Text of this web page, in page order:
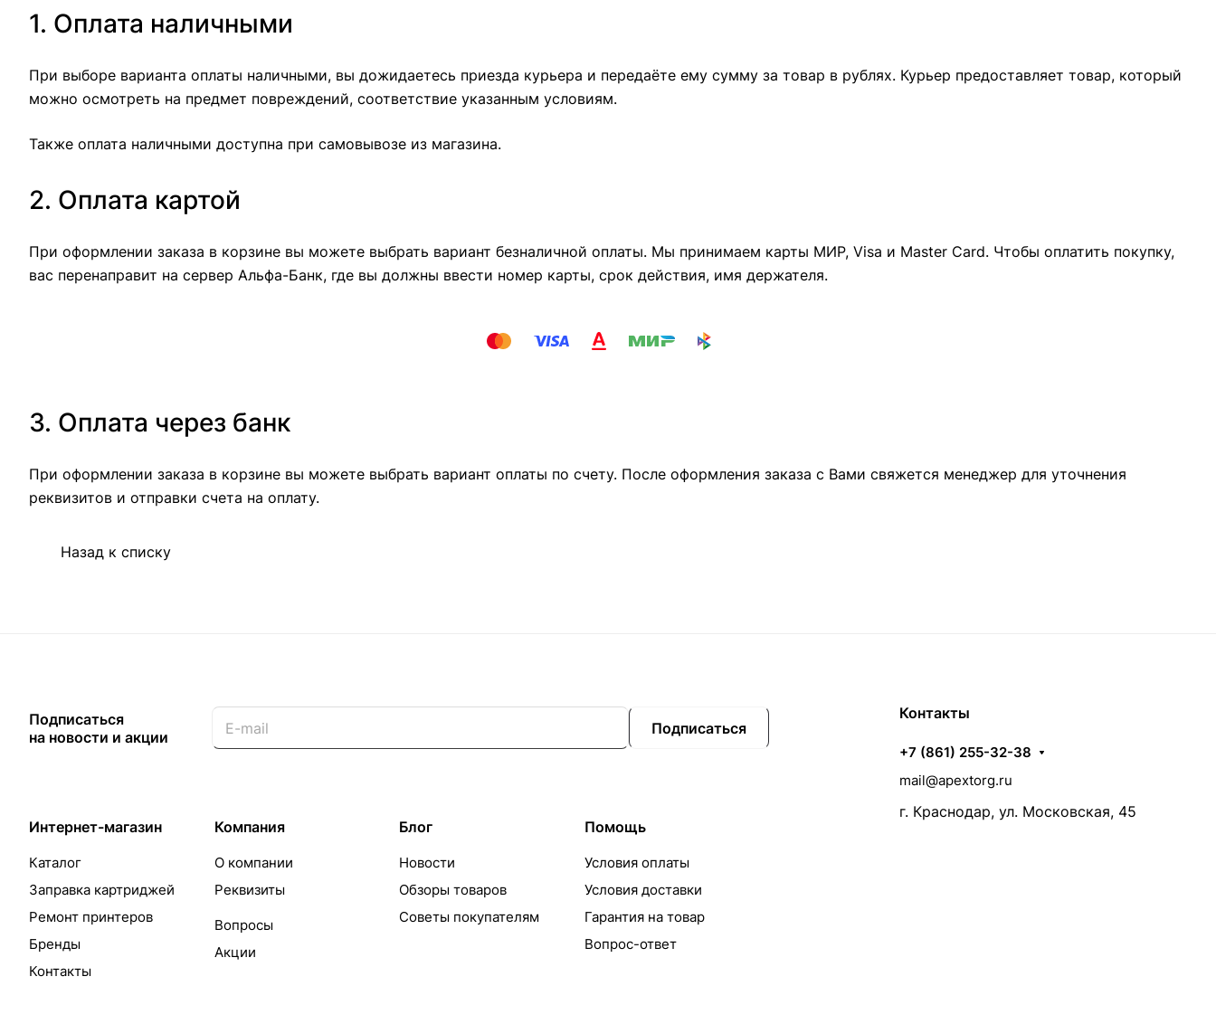
1. Оплата наличными
При выборе варианта оплаты наличными, вы дожидаетесь приезда курьера и передаёте ему сумму за товар в рублях. Курьер предоставляет товар, который
можно осмотреть на предмет повреждений, соответствие указанным условиям.
Также оплата наличными доступна при самовывозе из магазина.
2. Оплата картой
При оформлении заказа в корзине вы можете выбрать вариант безналичной оплаты. Мы принимаем карты МИР, Visa и Master Card. Чтобы оплатить покупку,
вас перенаправит на сервер Альфа-Банк, где вы должны ввести номер карты, срок действия, имя держателя.
3. Оплата через банк
При оформлении заказа в корзине вы можете выбрать вариант оплаты по счету. После оформления заказа с Вами свяжется менеджер для уточнения
реквизитов и отправки счета на оплату.
Назад к списку
Подписаться
на новости и акции
Подписаться
Интернет-магазин
Каталог
Заправка картриджей
Ремонт принтеров
Бренды
Контакты
Компания
О компании
Реквизиты
Вопросы
Акции
Блог
Новости
Обзоры товаров
Советы покупателям
Помощь
Условия оплаты
Условия доставки
Гарантия на товар
Вопрос-ответ
Контакты
+7 (861) 255-32-38
mail@apextorg.ru
г. Краснодар, ул. Московская, 45